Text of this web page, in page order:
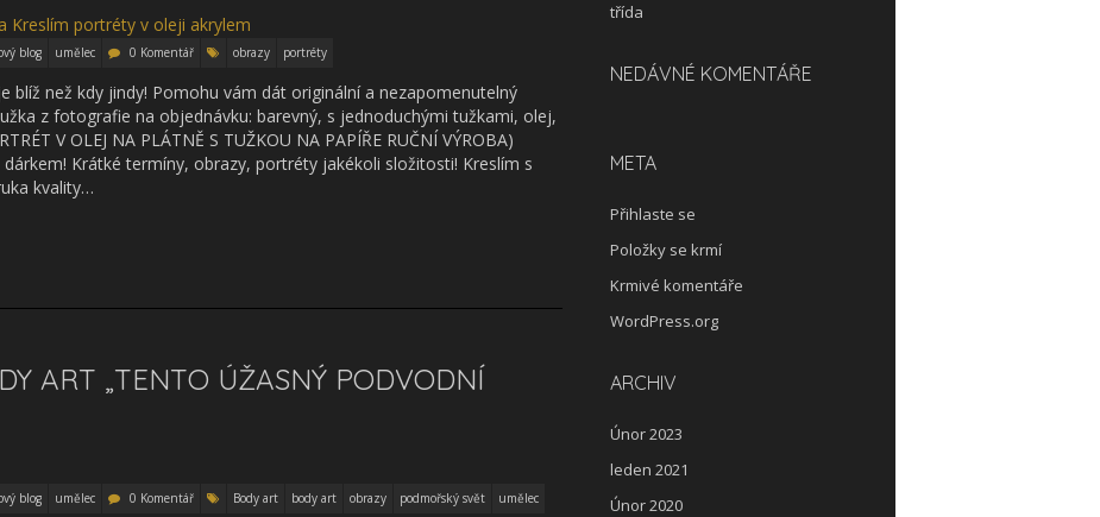
blog umělec 0 Komentář obrazy portréty
blíž než kdy jindy! Pomohu vám dát originální a nezapomenutelný
z fotografie na objednávku: barevný, s jednoduchými tužkami, olej,
V OLEJ NA PLÁTNĚ S TUŽKOU NA PAPÍŘE RUČNÍ VÝROBA)
Krátké termíny, obrazy, portréty jakékoli složitosti! Kreslím s
kvality…
ART „TENTO ÚŽASNÝ PODVODNÍ
blog umělec 0 Komentář Body art body art obrazy podmořský svět umělec
třída
NEDÁVNÉ KOMENTÁŘE
META
Přihlaste se
Položky se krmí
Krmivé komentáře
WordPress.org
ARCHIV
Únor 2023
leden 2021
Únor 2020